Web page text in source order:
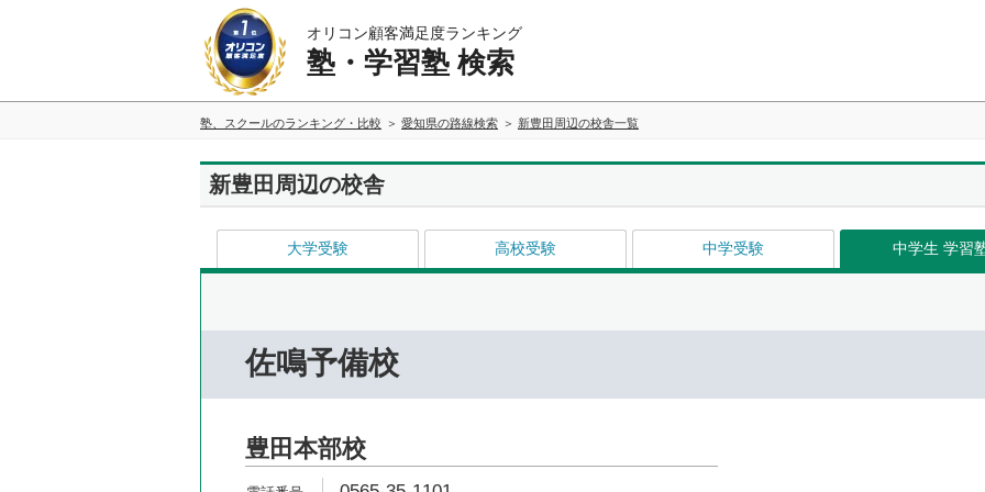
オリコン顧客満足度ランキング
塾・学習塾 検索
塾、スクールのランキング・比較 愛知県の路線検索 新豊田周辺の校舎一覧
新豊田周辺の校舎
大学受験 高校受験 中学受験 中学生 学習
佐鳴予備校
豊田本部校